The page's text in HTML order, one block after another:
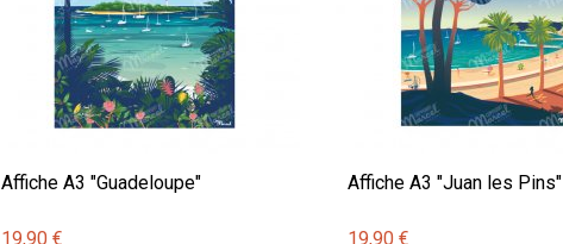
Affiche A3 "Guadeloupe"
19,90 €
Affiche A3 "Juan les Pins"
19,90 €